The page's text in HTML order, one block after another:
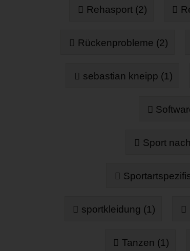
Rehasport (2)
Rückenprobleme (2)
sebastian kneipp (1)
Sport
sportkleidung (1)
Tanzen (1)